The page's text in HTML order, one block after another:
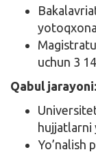
yotoqxona
uchun 3
Qabul jarayoni:
hujjatlarni
Yo’nalish